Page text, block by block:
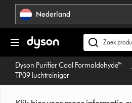
Navigatie
overslaan
Nederland
Zoek
op
dyson.nl
Dyson Purifier Cool Formaldehyde™
TP09 luchtreiniger